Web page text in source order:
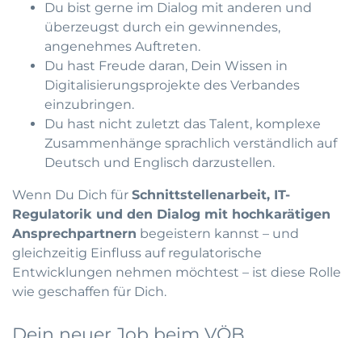
Du bist gerne im Dialog mit anderen und
überzeugst durch ein gewinnendes,
angenehmes Auftreten.
Du hast Freude daran, Dein Wissen in
Digitalisierungsprojekte des Verbandes
einzubringen.
Du hast nicht zuletzt das Talent, komplexe
Zusammenhänge sprachlich verständlich auf
Deutsch und Englisch darzustellen.
Wenn Du Dich für Schnittstellenarbeit, IT-
Regulatorik und den Dialog mit hochkarätigen
Ansprechpartnern begeistern kannst – und
gleichzeitig Einfluss auf regulatorische
Entwicklungen nehmen möchtest – ist diese Rolle
wie geschaffen für Dich.